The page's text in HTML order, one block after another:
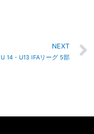
NEXT
U 14・U13 IFAリーグ 5部